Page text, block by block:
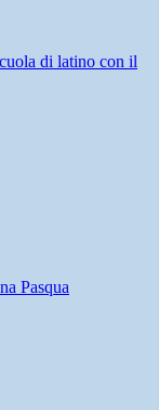
di latino con il
Pasqua